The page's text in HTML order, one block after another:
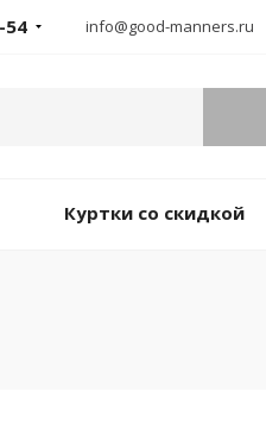
54 info@good-manners.ru
Куртки со скидкой